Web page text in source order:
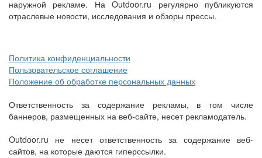
наружной рекламе. На Outdoor.ru регулярно публикуются
отраслевые новости, исследования и обзоры прессы.
Политика конфиденциальности
Пользовательское соглашение
Положение об обработке персональных данных
Ответственность за содержание рекламы, в том числе
баннеров, размещенных на веб-сайте, несет рекламодатель.
Outdoor.ru не несет ответственность за содержание веб-
сайтов, на которые даются гиперссылки.